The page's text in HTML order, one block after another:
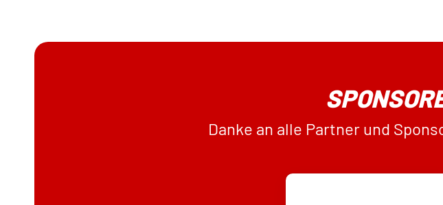
Danke an alle Partner und